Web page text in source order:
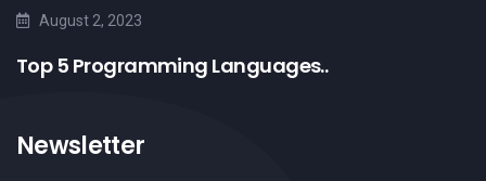
August 2, 2023
Top 5 Programming Languages..
Newsletter